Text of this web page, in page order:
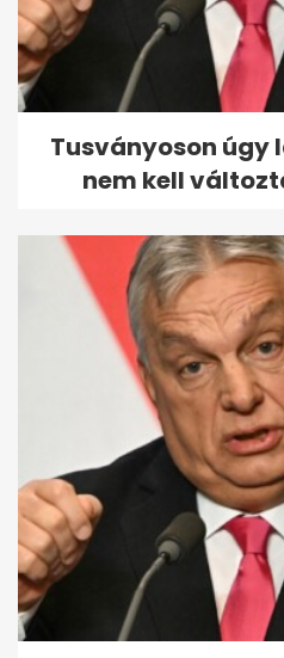
Tusványoson úgy
nem kell